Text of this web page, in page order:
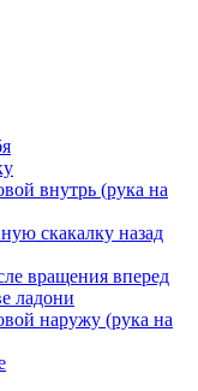
внутрь (рука на
скакалку назад
вращения вперед
ладони
наружу (рука на